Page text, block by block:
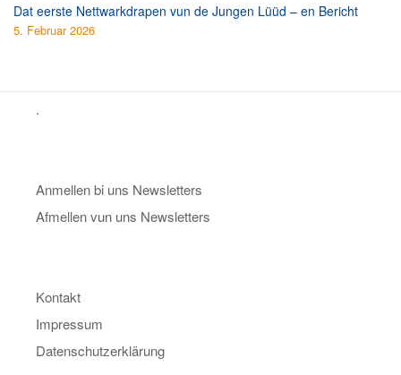
Dat eerste Nettwarkdrapen vun de Jungen Lüüd – en Bericht
5. Februar 2026
.
Anmellen bi uns Newsletters
Afmellen vun uns Newsletters
Kontakt
Impressum
Datenschutzerklärung